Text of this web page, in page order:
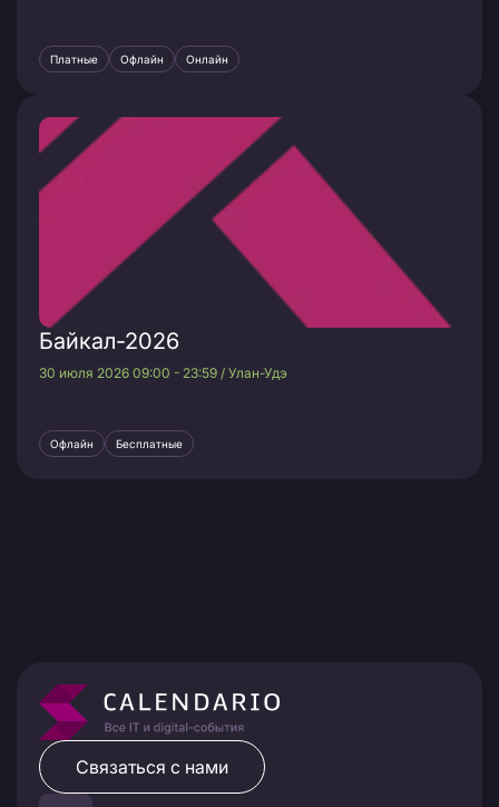
Платные Офлайн Онлайн
Байкал-2026
30 июля 2026 09:00 - 23:59 / Улан-Удэ
Офлайн Бесплатные
Связаться с нами